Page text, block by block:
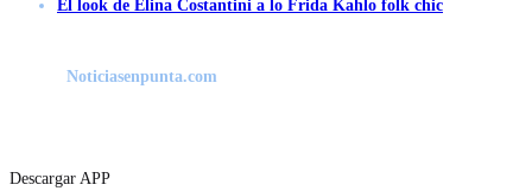
El look de Elina Costantini a lo Frida Kahlo folk chic
Noticiasenpunta.com
Descargar APP